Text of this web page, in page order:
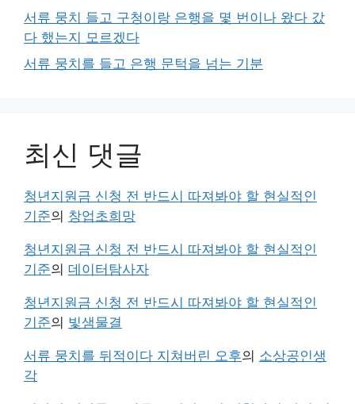
서류 뭉치 들고 구청이랑 은행을 몇 번이나 왔다 갔
다 했는지 모르겠다
서류 뭉치를 들고 은행 문턱을 넘는 기분
최신 댓글
청년지원금 신청 전 반드시 따져봐야 할 현실적인
기준의 창업초희망
청년지원금 신청 전 반드시 따져봐야 할 현실적인
기준의 데이터탐사자
청년지원금 신청 전 반드시 따져봐야 할 현실적인
기준의 빛샘물결
서류 뭉치를 뒤적이다 지쳐버린 오후의 소상공인생
각